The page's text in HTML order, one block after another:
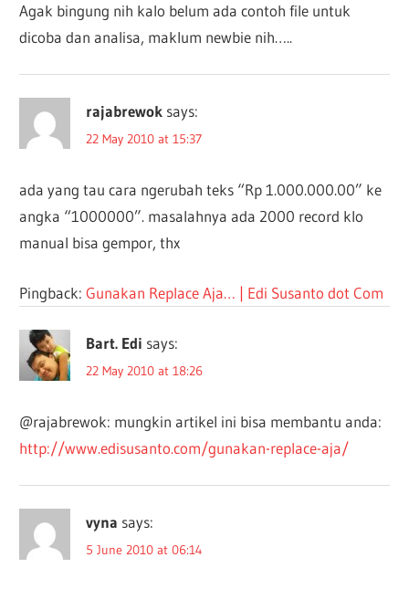
Agak bingung nih kalo belum ada contoh file untuk
dicoba dan analisa, maklum newbie nih…..
rajabrewok says:
22 May 2010 at 15:37
ada yang tau cara ngerubah teks “Rp 1.000.000.00” ke
angka “1000000”. masalahnya ada 2000 record klo
manual bisa gempor, thx
Pingback:Gunakan Replace Aja… | Edi Susanto dot Com
Bart. Edi says:
22 May 2010 at 18:26
@rajabrewok: mungkin artikel ini bisa membantu anda:
http://www.edisusanto.com/gunakan-replace-aja/
vyna says:
5 June 2010 at 06:14